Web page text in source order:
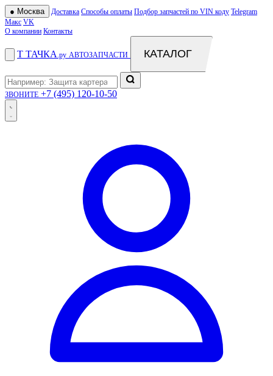
● Москва Доставка Способы оплаты Подбор запчастей по VIN коду Telegram
Макс VK
О компании Контакты
Т ТАЧКА .ру АВТОЗАПЧАСТИ КАТАЛОГ
ЗВОНИТЕ +7 (495) 120-10-50